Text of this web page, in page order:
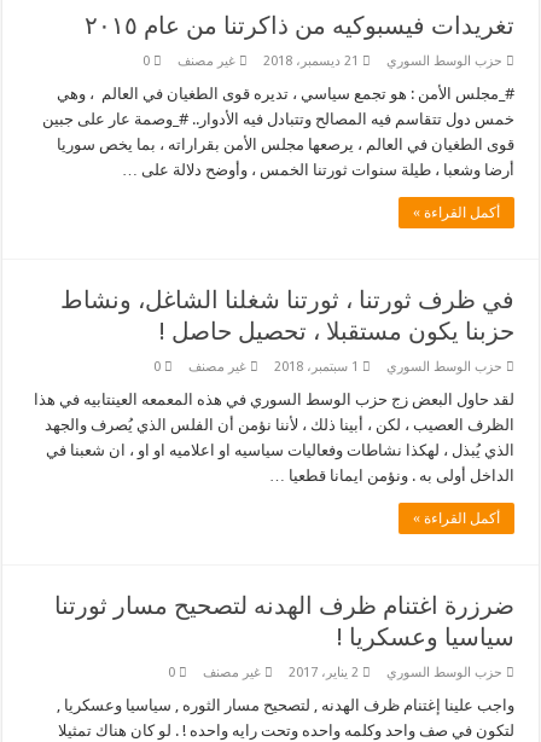
تغريدات فيسبوكيه من ذاكرتنا من عام ٢٠١٥
حزب الوسط السوري 21 ديسمبر، 2018 غير مصنف 0
#_مجلس الأمن : هو تجمع سياسي ، تديره قوى الطغيان في العالم ، وهي
خمس دول تتقاسم فيه المصالح وتتبادل فيه الأدوار.. #_وصمة عار على جبين
قوى الطغيان في العالم ، يرصعها مجلس الأمن بقراراته ، بما يخص سوريا
أرضا وشعبا ، طيلة سنوات ثورتنا الخمس ، وأوضح دلالة على …
أكمل القراءة »
في ظرف ثورتنا ، ثورتنا شغلنا الشاغل، ونشاط
حزبنا يكون مستقبلا ، تحصيل حاصل !
حزب الوسط السوري 1 سبتمبر، 2018 غير مصنف 0
لقد حاول البعض زج حزب الوسط السوري في هذه المعمعه العينتابيه في هذا
الظرف العصيب ، لكن ، أبينا ذلك ، لأننا نؤمن أن الفلس الذي يُصرف والجهد
الذي يُبذل ، لهكذا نشاطات وفعاليات سياسيه او اعلاميه او او ، ان شعبنا في
الداخل أولى به . ونؤمن ايمانا قطعيا …
أكمل القراءة »
ضرزرة اغتنام ظرف الهدنه لتصحيح مسار ثورتنا
سياسيا وعسكريا !
حزب الوسط السوري 2 يناير، 2017 غير مصنف 0
واجب علينا إغتنام ظرف الهدنه , لتصحيح مسار الثوره , سياسيا وعسكريا ,
لتكون في صف واحد وكلمه واحده وتحت رايه واحده ! . لو كان هناك تمثيلا